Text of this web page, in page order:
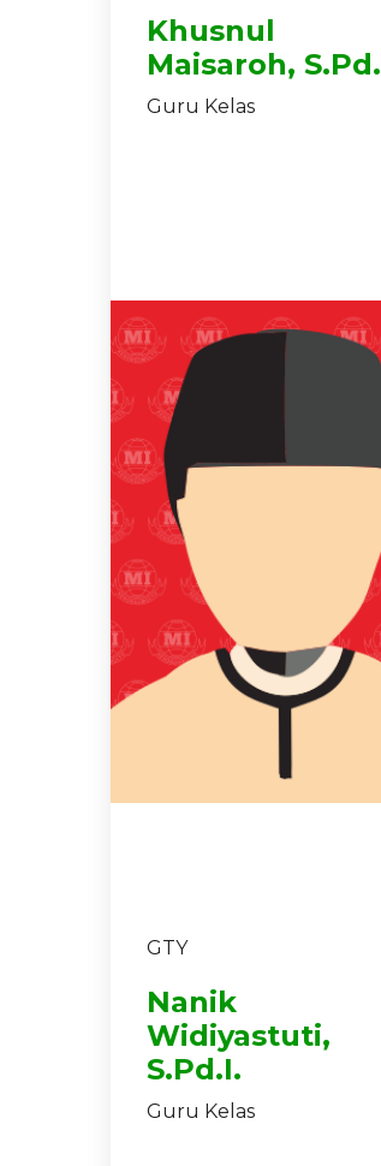
Khusnul
Maisaroh, S.Pd.
Guru Kelas
GTY
Nanik
Widiyastuti,
S.Pd.I.
Guru Kelas